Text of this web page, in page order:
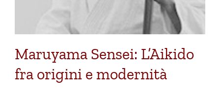
Maruyama Sensei: L’Aikido
fra origini e modernità